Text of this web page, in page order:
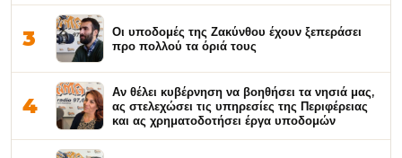
3
Οι υποδομές της Ζακύνθου έχουν ξεπεράσει
προ πολλού τα όριά τους
4
Αν θέλει κυβέρνηση να βοηθήσει τα νησιά μας,
ας στελεχώσει τις υπηρεσίες της Περιφέρειας
και ας χρηματοδοτήσει έργα υποδομών